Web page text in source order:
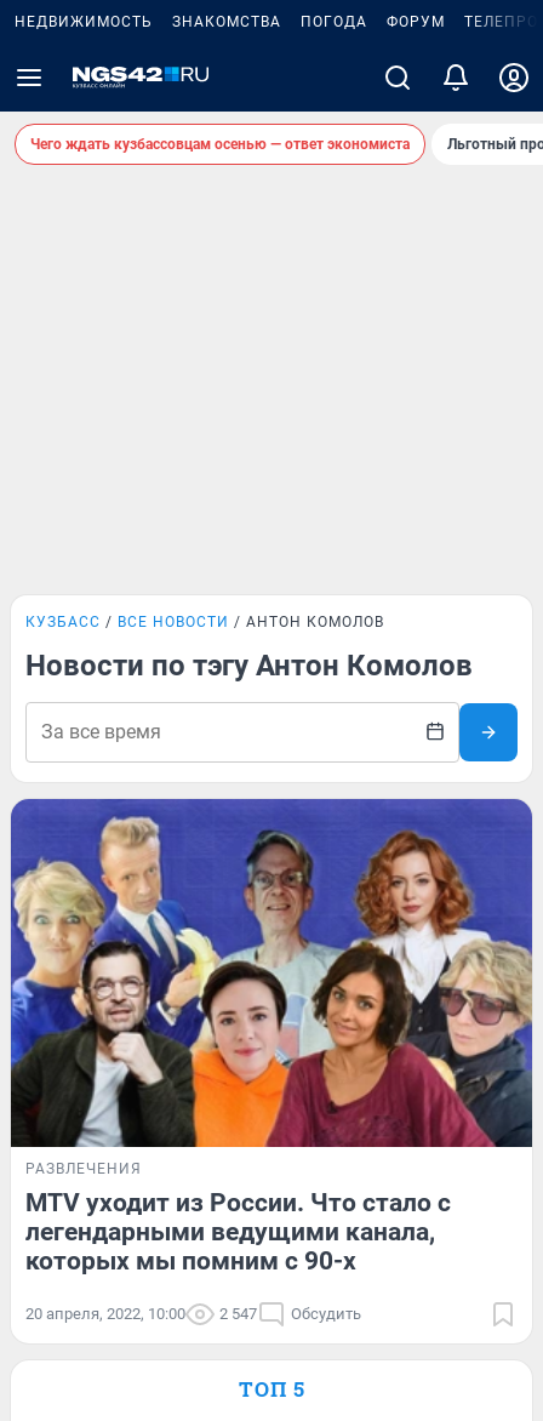
НЕДВИЖИМОСТЬ ЗНАКОМСТВА ПОГОДА ФОРУМ
Чего ждать кузбассовцам осенью — ответ экономиста Льготный
КУЗБАСС ВСЕ НОВОСТИ АНТОН КОМОЛОВ
Новости по тэгу Антон Комолов
РАЗВЛЕЧЕНИЯ
MTV уходит из России. Что стало с
легендарными ведущими канала,
которых мы помним с 90-х
20 апреля, 2022, 10:00 2 547 Обсудить
ТОП 5